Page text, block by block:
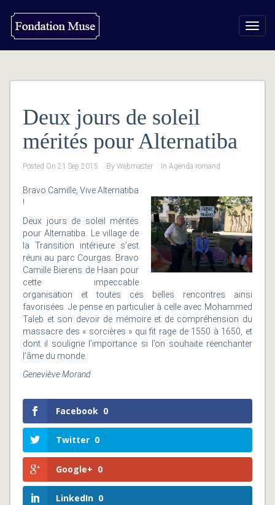
Deux jours de soleil
mérités pour Alternatiba
Posted On 21 Sep 2015 By Webmaster In Agenda romand
Bravo Camille, Vive Alternatiba
!
Deux jours de soleil mérités
pour Alternatiba. Le village de
la Transition intérieure s’est
réuni au parc Courgas. Bravo
Camille Bierens de Haan pour
cette impeccable
organisation et toutes ces belles rencontres ainsi
favorisées. Je pense en particulier à celle avec Mohammed
Taleb et son devoir de mémoire et de compréhension du
massacre des « sorcières » qui fit rage de 1550 à 1650, et
dont il souligne l’importance si l’on souhaite réenchanter
l’âme du monde.
Geneviève Morand
Facebook 0
Twitter 0
Google+ 0
LinkedIn 0